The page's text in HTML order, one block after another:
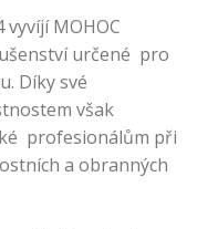
vyvíjí MOHOC
určené pro
Díky své
však
profesionálům při
a obranných